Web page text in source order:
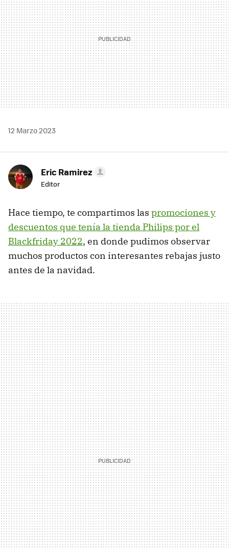
12 Marzo 2023
Eric Ramirez
Editor
Hace tiempo, te compartimos las promociones y
descuentos que tenía la tienda Philips por el
Blackfriday 2022, en donde pudimos observar
muchos productos con interesantes rebajas justo
antes de la navidad.